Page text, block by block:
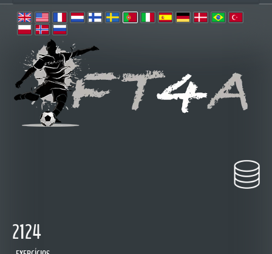
2124